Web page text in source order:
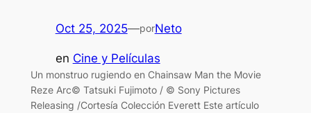
Oct 25, 2025—porNeto
en Cine y Películas
Un monstruo rugiendo en Chainsaw Man the Movie
Reze Arc© Tatsuki Fujimoto / © Sony Pictures
Releasing /Cortesía Colección Everett Este artículo